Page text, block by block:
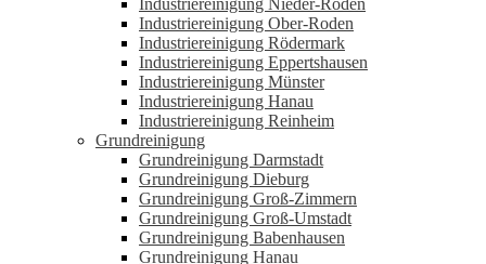
Industriereinigung Nieder-Roden
Industriereinigung Ober-Roden
Industriereinigung Rödermark
Industriereinigung Eppertshausen
Industriereinigung Münster
Industriereinigung Hanau
Industriereinigung Reinheim
Grundreinigung
Grundreinigung Darmstadt
Grundreinigung Dieburg
Grundreinigung Groß-Zimmern
Grundreinigung Groß-Umstadt
Grundreinigung Babenhausen
Grundreinigung Hanau